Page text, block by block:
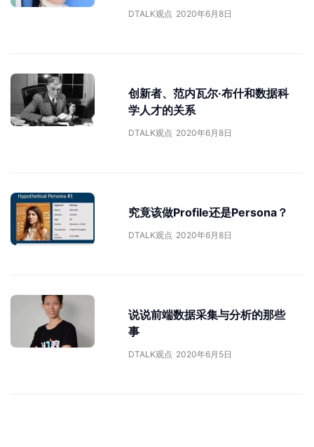
DTALK观点 2020年6月8日
创新者、范内瓦尔·布什和数据科
学人才的关系
DTALK观点 2020年6月8日
究竟该做Profile还是Persona？
DTALK观点 2020年6月8日
说说前端数据采集与分析的那些
事
DTALK观点 2020年6月5日